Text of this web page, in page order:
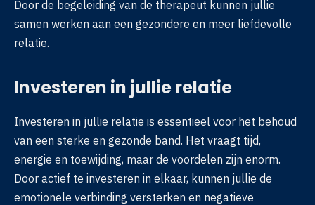
Door de begeleiding van de therapeut kunnen jullie
samen werken aan een gezondere en meer liefdevolle
relatie.
Investeren in jullie relatie
Investeren in jullie relatie is essentieel voor het behoud
van een sterke en gezonde band. Het vraagt tijd,
energie en toewijding, maar de voordelen zijn enorm.
Door actief te investeren in elkaar, kunnen jullie de
emotionele verbinding versterken en negatieve